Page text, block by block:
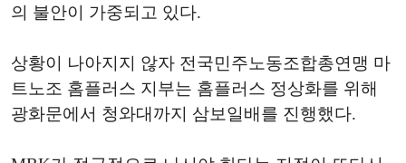
의 불안이 가중되고 있다.
상황이 나아지지 않자 전국민주노동조합총연맹 마
트노조 홈플러스 지부는 홈플러스 정상화를 위해
광화문에서 청와대까지 삼보일배를 진행했다.